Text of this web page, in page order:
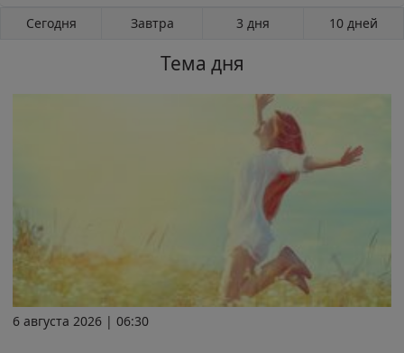
Сегодня Завтра 3 дня 10 дней
Тема дня
6 августа 2026 | 06:30